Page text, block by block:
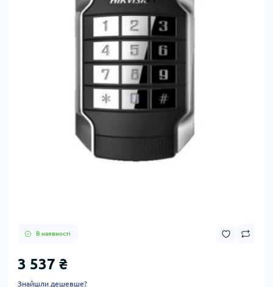
В наявності
3 537 ₴
Знайшли дешевше?